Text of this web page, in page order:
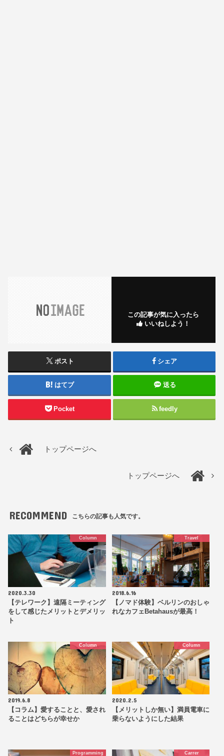
この記事が気に入ったら
いいねしよう！
ポスト シェア
はてブ 送る
Pocket feedly
トップページへ
トップページへ
RECOMMEND こちらの記事も人気です。
Column
2020.3.30
【テレワーク】遠隔ミーティング
をして感じたメリットとデメリッ
ト
Travel
2018.6.16
【ノマド体験】ベルリンのおしゃ
れなカフェBetahausが最高！
Column
2019.6.8
【コラム】愛することと、愛され
ることはどちらが幸せか
Column
2020.2.5
【メリットしか無い】満員電車に
乗らないようにした結果
Programming Carrer